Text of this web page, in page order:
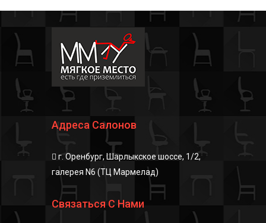
Адреса Салонов
г. Оренбург, Шарлыкское шоссе, 1/2,
галерея N6 (ТЦ Мармелад)
Связаться С Нами